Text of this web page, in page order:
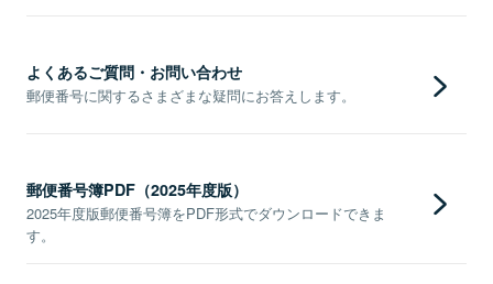
よくあるご質問・お問い合わせ
郵便番号に関するさまざまな疑問にお答えします。
郵便番号簿PDF（2025年度版）
2025年度版郵便番号簿をPDF形式でダウンロードできま
す。